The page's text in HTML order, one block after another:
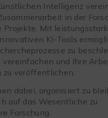
Intelligenz
in der
Projekte. Mit
KI-Tools
zu
vereinfachen und Ihre
zu veröffentlichen.
dabei, organisiert zu
auf das Wesentliche zu
Forschung.